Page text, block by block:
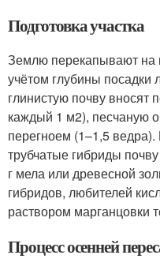
Подготовка участка
Землю перекапывают на
учётом глубины посадки
глинистую почву вносят
каждый 1 м2), песчаную
перегноем (1–1,5
трубчатые гибриды
г мела или древесной
гибридов, любителей
раствором марганцовки
Процесс осенней